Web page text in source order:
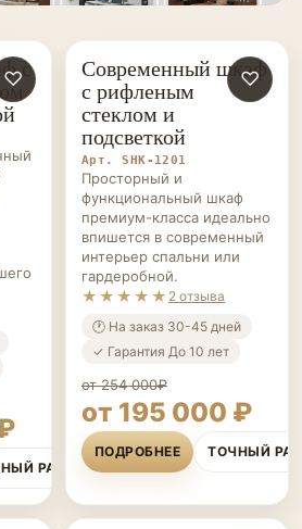
♡с
РАСЧЁТ
ШКАФЫ НА ЗАКАЗ ♡
Современный шкаф
с рифленым
стеклом и
подсветкой
Арт. SHK-1201
Просторный и
функциональный шкаф
премиум-класса идеально
впишется в современный
интерьер спальни или
гардеробной.
★★★★★ 2 отзыва
🕐 На заказ 30-45 дней
✓ Гарантия До 10 лет
от 254 000₽
от 195 000 ₽
ПОДРОБНЕЕ ТОЧНЫЙ